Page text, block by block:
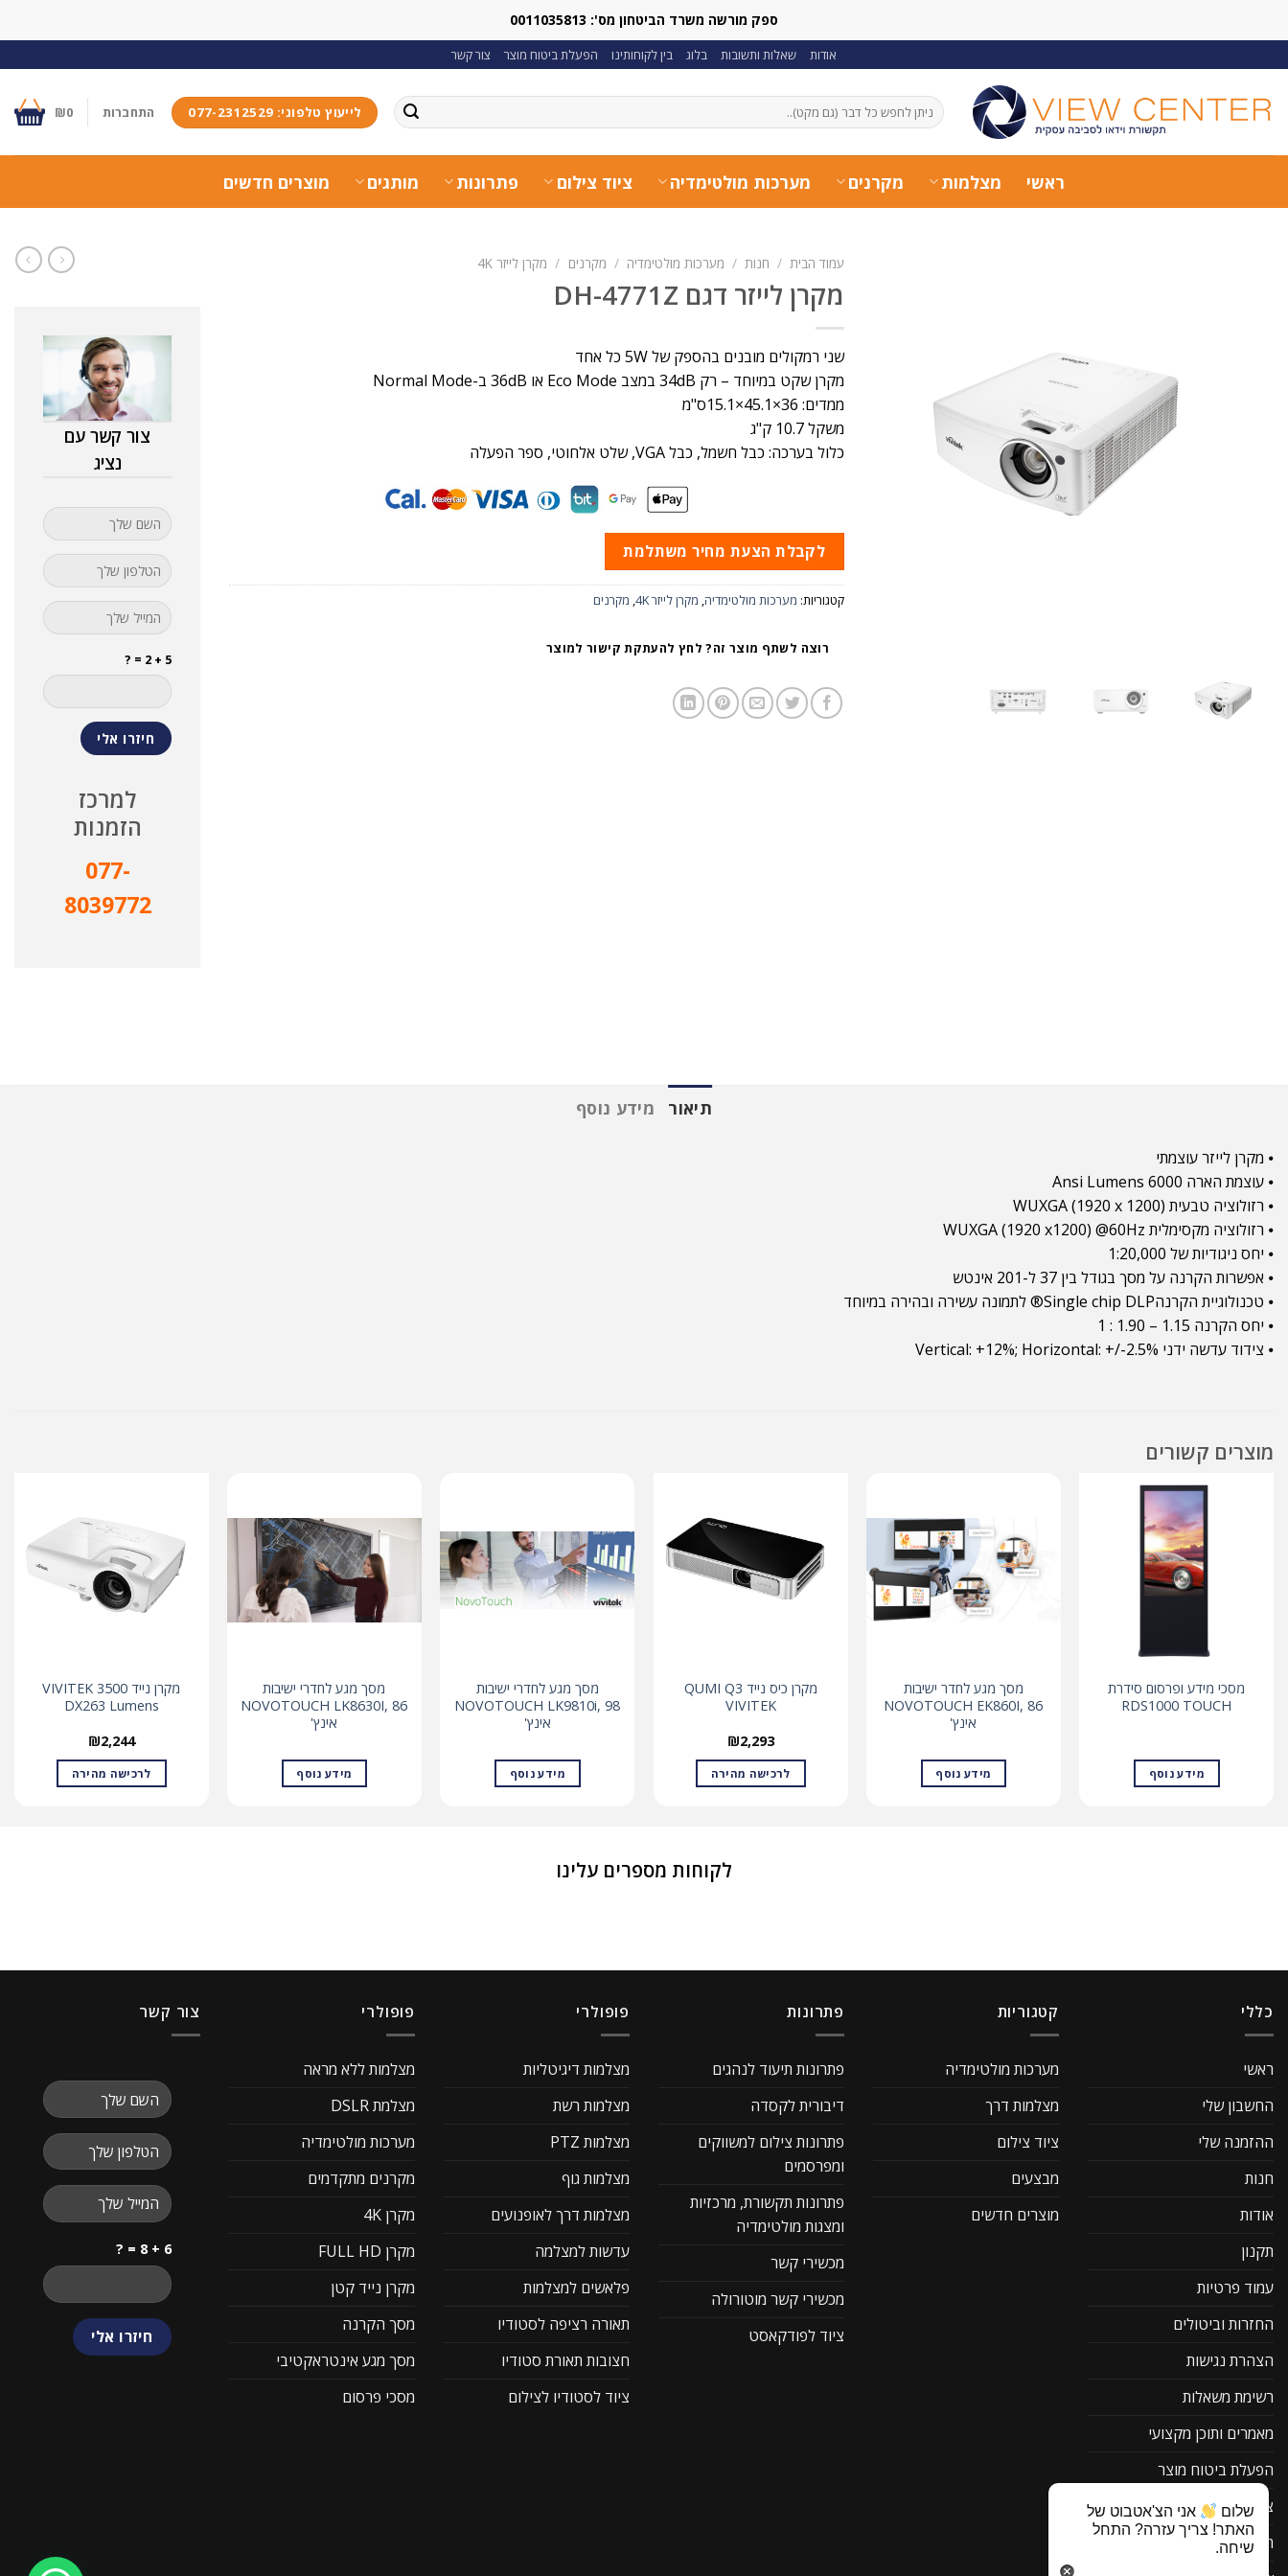
ספק מורשה משרד הביטחון מס': 0011035813
אודות שאלות ותשובות בלוג בין לקוחותינו הפעלת ביטוח מוצר צור קשר
חיפוש
עבור:
לייעוץ טלפוני: 077-2312529 התחברות ₪0
ראשי מצלמות מקרנים מערכות מולטימדיה ציוד צילום פתרונות מותגים מוצרים חדשים
עמוד הבית / חנות / מערכות מולטימדיה / מקרנים / מקרן לייזר 4K
מקרן לייזר דגם DH-4771Z
שני רמקולים מובנים בהספק של 5W כל אחד
מקרן שקט במיוחד – רק 34dB במצב Eco Mode או 36dB ב-Normal Mode
ממדים: 36×45.1×15.1ס"מ
משקל 10.7 ק"ג
כלול בערכה: כבל חשמל, כבל VGA, שלט אלחוטי, ספר הפעלה
לקבלת הצעת מחיר משתלמת
קטגוריות: מערכות מולטימדיה, מקרן לייזר 4K , מקרנים
רוצה לשתף מוצר זה? לחץ להעתקת קישור למוצר
צור קשר עם
נציג
5 + 2 = ?
למרכז
הזמנות
077-
8039772
תיאור מידע נוסף
⦁ מקרן לייזר עוצמתי
⦁ עוצמת הארה 6000 Ansi Lumens
⦁ רזולוציה טבעית WUXGA (1920 x 1200)
⦁ רזולוציה מקסימלית WUXGA (1920 x1200) @60Hz
⦁ יחס ניגודיות של 1:20,000
⦁ אפשרות הקרנה על מסך בגודל בין 37 ל-201 אינטש
⦁ טכנולוגיית הקרנהSingle chip DLP® לתמונה עשירה ובהירה במיוחד
⦁ יחס הקרנה 1.15 – 1.90 : 1
⦁ צידוד עדשה ידני Vertical: +12%; Horizontal: +/-2.5%
מוצרים קשורים
מסכי מידע ופרסום סידרת
RDS1000 TOUCH
מידע נוסף
מסך מגע לחדר ישיבות
NOVOTOUCH EK860I, 86
אינץ'
מידע נוסף
מקרן כיס נייד QUMI Q3
VIVITEK
₪2,293
לרכישה מהירה
מסך מגע לחדרי ישיבות
NOVOTOUCH LK9810i, 98
אינץ'
מידע נוסף
מסך מגע לחדרי ישיבות
NOVOTOUCH LK8630I, 86
אינץ'
מידע נוסף
מקרן נייד 3500 VIVITEK
DX263 Lumens
₪2,244
לרכישה מהירה
לקוחות מספרים עלינו
כללי
ראשי
החשבון שלי
ההזמנה שלי
חנות
אודות
תקנון
עמוד פרטיות
החזרות וביטולים
הצהרת נגישות
רשימת משאלות
מאמרים ותוכן מקצועי
הפעלת ביטוח מוצר
צור קשר
תוכנה להורדה F1
קטגוריות
מערכות מולטימדיה
מצלמות דרך
ציוד צילום
מבצעים
מוצרים חדשים
פתרונות
פתרונות תיעוד לנהגים
דיבורית לקסדה
פתרונות צילום למשווקים
ומפרסמים
פתרונות תקשורת, מרכזיות
ומצגות מולטימדיה
מכשירי קשר
מכשירי קשר מוטורולה
ציוד לפודקאסט
פופולרי
מצלמות דיגיטליות
מצלמות רשת
מצלמות PTZ
מצלמות גוף
מצלמות דרך לאופנועים
עדשות למצלמה
פלאשים למצלמות
תאורה רציפה לסטודיו
חצובות תאורת סטודיו
ציוד לסטודיו לצילום
פופולרי
מצלמות ללא מראה
מצלמת DSLR
מערכות מולטימדיה
מקרנים מתקדמים
מקרן 4K
מקרן FULL HD
מקרן נייד קטן
מסך הקרנה
מסך מגע אינטראקטיבי
מסכי פרסום
צור קשר
6 + 8 = ?
שלום
אני הצ'אטבוט של
האתר! צריך עזרה? התחל
שיחה.